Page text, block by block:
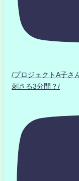
/プロジェクトA子
刺さる3分間？/